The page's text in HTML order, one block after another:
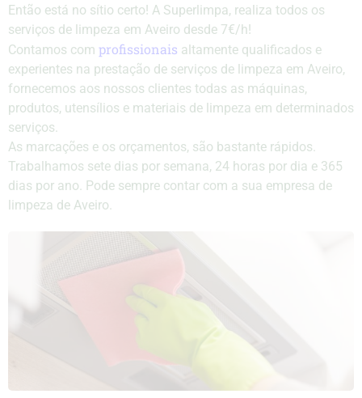
Então está no sítio certo! A Superlimpa, realiza todos os
serviços de limpeza em Aveiro desde 7€/h!
Contamos com profissionais altamente qualificados e
experientes na prestação de serviços de limpeza em Aveiro,
fornecemos aos nossos clientes todas as máquinas,
produtos, utensílios e materiais de limpeza em determinados
serviços.
As marcações e os orçamentos, são bastante rápidos.
Trabalhamos sete dias por semana, 24 horas por dia e 365
dias por ano. Pode sempre contar com a sua empresa de
limpeza de Aveiro.